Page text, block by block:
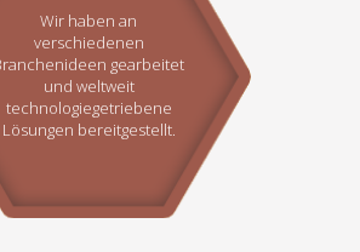
Wir haben an
verschiedenen
gearbeitet
und weltweit
technologiegetriebene
Lösungen bereitgestellt.